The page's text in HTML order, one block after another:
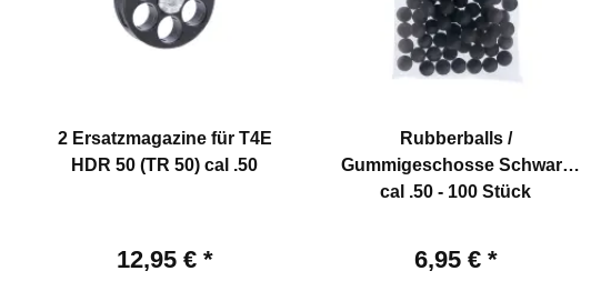
2 Ersatzmagazine für T4E
HDR 50 (TR 50) cal .50
12,95 € *
Rubberballs /
Gummigeschosse Schwarz
cal .50 - 100 Stück
6,95 € *